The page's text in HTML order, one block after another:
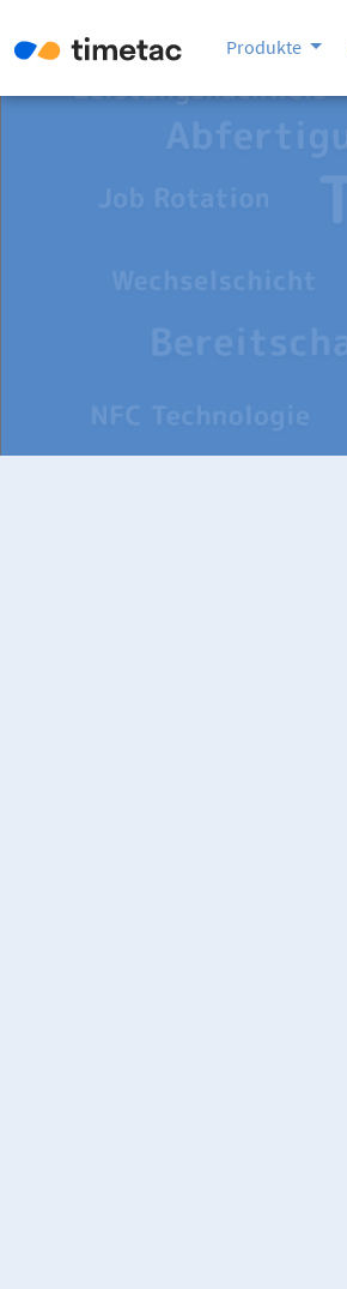
Produkte